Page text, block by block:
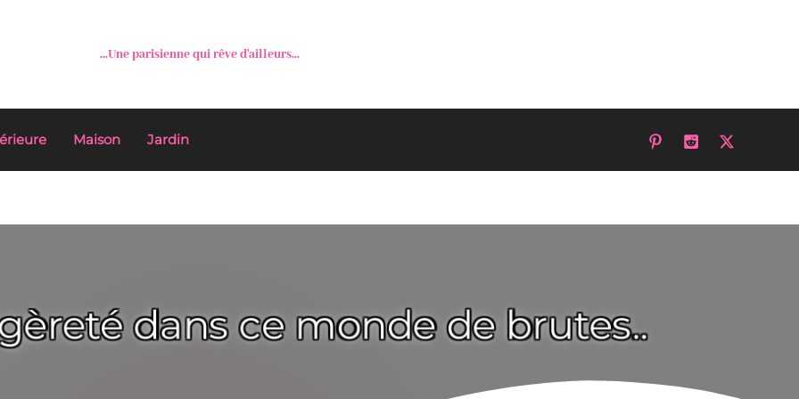
...Une parisienne qui rêve d'ailleurs...
Maison Jardin
dans ce monde de brutes..